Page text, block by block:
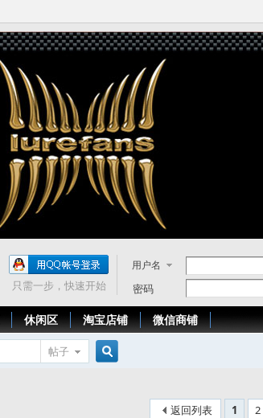
用户名
密码
只需一步，快速开始
休闲区 淘宝店铺 微信商铺
帖子
1
2
返回列表